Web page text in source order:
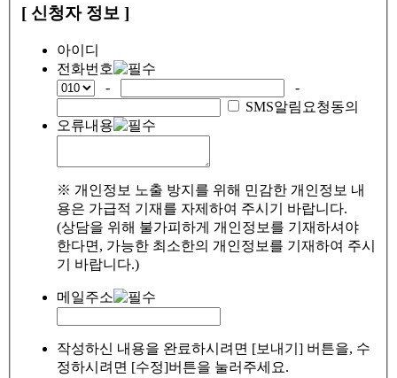
[ 신청자 정보 ]
아이디
전화번호
-
-
SMS알림요청동의
오류내용
※ 개인정보 노출 방지를 위해 민감한 개인정보 내
용은 가급적 기재를 자제하여 주시기 바랍니다.
(상담을 위해 불가피하게 개인정보를 기재하셔야
한다면, 가능한 최소한의 개인정보를 기재하여 주시
기 바랍니다.)
메일주소
작성하신 내용을 완료하시려면 [보내기] 버튼을, 수
정하시려면 [수정]버튼을 눌러주세요.